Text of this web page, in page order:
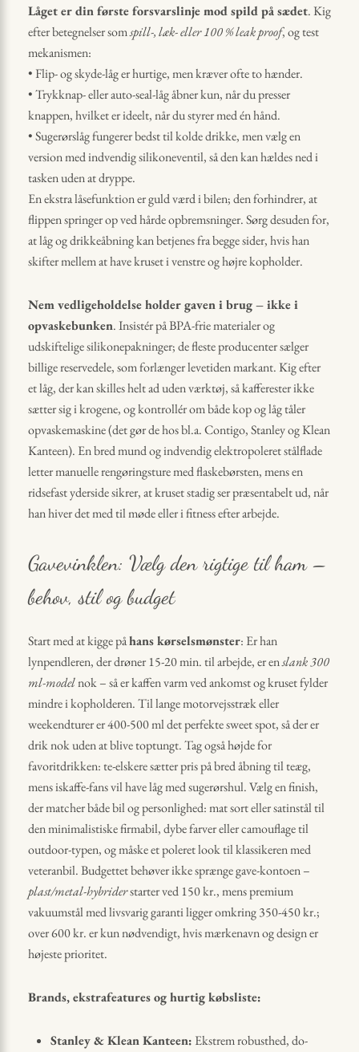
Låget er din første forsvarslinje mod spild på sædet. Kig
efter betegnelser somspill-, læk- eller 100 % leak proof, og test
mekanismen:
• Flip- og skyde-låg er hurtige, men kræver ofte to hænder.
• Trykknap- eller auto-seal-låg åbner kun, når du presser
knappen, hvilket er ideelt, når du styrer med én hånd.
• Sugerørslåg fungerer bedst til kolde drikke, men vælg en
version med indvendig silikoneventil, så den kan hældes ned i
tasken uden at dryppe.
En ekstra låsefunktion er guld værd i bilen; den forhindrer, at
flippen springer op ved hårde opbremsninger. Sørg desuden for,
at låg og drikkeåbning kan betjenes fra begge sider, hvis han
skifter mellem at have kruset i venstre og højre kopholder.
Nem vedligeholdelse holder gaven i brug – ikke i
opvaskebunken. Insistér på BPA-frie materialer og
udskiftelige silikonepakninger; de fleste producenter sælger
billige reservedele, som forlænger levetiden markant. Kig efter
et låg, der kan skilles helt ad uden værktøj, så kafferester ikke
sætter sig i krogene, og kontrollér om både kop og låg tåler
opvaskemaskine (det gør de hos bl.a. Contigo, Stanley og Klean
Kanteen). En bred mund og indvendig elektropoleret stålflade
letter manuelle rengøringsture med flaskebørsten, mens en
ridsefast yderside sikrer, at kruset stadig ser præsentabelt ud, når
han hiver det med til møde eller i fitness efter arbejde.
Gavevinklen: Vælg den rigtige til ham –
behov, stil og budget
Start med at kigge påhans kørselsmønster: Er han
lynpendleren, der drøner 15-20 min. til arbejde, er enslank 300
ml-modelnok – så er kaffen varm ved ankomst og kruset fylder
mindre i kopholderen. Til lange motorvejsstræk eller
weekendturer er 400-500 ml det perfekte sweet spot, så der er
drik nok uden at blive top­tungt. Tag også højde for
favoritdrikken: te-elskere sætter pris på bred åbning til teæg,
mens iskaffe-fans vil have låg med sugerørs­hul. Vælg en finish,
der matcher både bil og personlighed: mat sort eller satin­stål til
den minimalistiske firmabil, dybe farver eller camouflage til
outdoor-typen, og måske et poleret look til klassikeren med
veteranbil. Budgettet behøver ikke sprænge gave-kontoen –
plast/metal-hybriderstarter ved 150 kr., mens premium
vakuumstål med livsvarig garanti ligger omkring 350-450 kr.;
over 600 kr. er kun nødvendigt, hvis mærkenavn og design er
højeste prioritet.
Brands, ekstra­features og hurtig købsliste:
Stanley & Klean Kanteen: Ekstrem robusthed, do-